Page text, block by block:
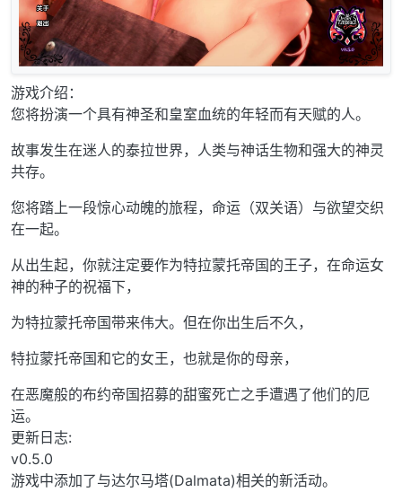
游戏介绍：
您将扮演一个具有神圣和皇室血统的年轻而有天赋的人。
故事发生在迷人的泰拉世界，人类与神话生物和强大的神灵
共存。
您将踏上一段惊心动魄的旅程，命运（双关语）与欲望交织
在一起。
从出生起，你就注定要作为特拉蒙托帝国的王子，在命运女
神的种子的祝福下，
为特拉蒙托帝国带来伟大。但在你出生后不久，
特拉蒙托帝国和它的女王，也就是你的母亲，
在恶魔般的布约帝国招募的甜蜜死亡之手遭遇了他们的厄
运。
更新日志:
v0.5.0
游戏中添加了与达尔马塔(Dalmata)相关的新活动。